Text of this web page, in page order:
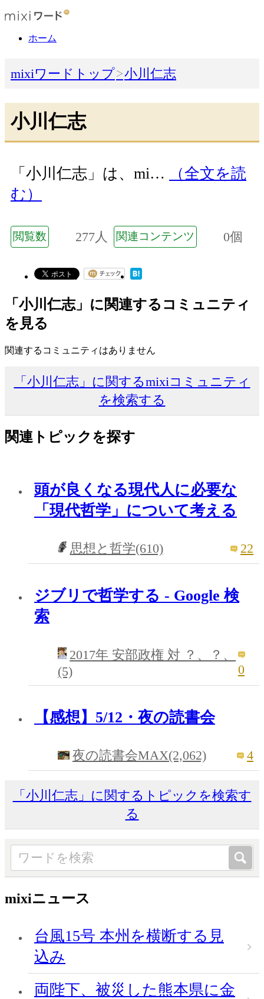
ホーム
mixiワードトップ 小川仁志
小川仁志
「小川仁志」は、mi…
（全文を読
む）
閲覧数 277人 関連コンテンツ 0個
「小川仁志」に関連するコミュニティ
を見る
関連するコミュニティはありません
「小川仁志」に関するmixiコミュニティ
を検索する
関連トピックを探す
頭が良くなる現代人に必要な
「現代哲学」について考える
思想と哲学(610) 22
ジブリで哲学する - Google 検
索
2017年 安部政権 対 ？、？、
(5)
0
【感想】5/12・夜の読書会
夜の読書会MAX(2,062) 4
「小川仁志」に関するトピックを検索す
る
mixiニュース
台風15号 本州を横断する見
込み
両陛下、被災した熊本県に金